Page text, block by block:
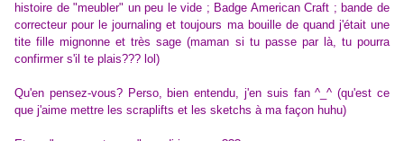
histoire de "meubler" un peu le vide ; Badge American Craft ; bande de
correcteur pour le journaling et toujours ma bouille de quand j'était une
tite fille mignonne et très sage (maman si tu passe par là, tu pourra
confirmer s'il te plais??? lol)
Qu'en pensez-vous? Perso, bien entendu, j'en suis fan ^_^ (qu'est ce
que j'aime mettre les scraplifts et les sketchs à ma façon huhu)